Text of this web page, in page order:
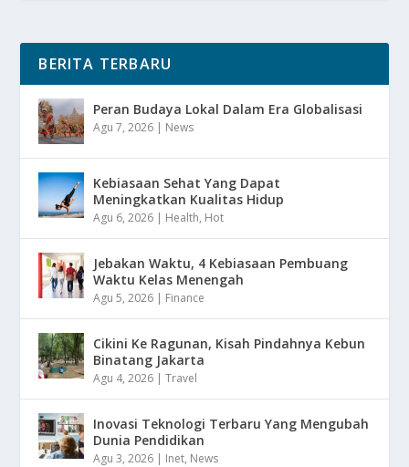
BERITA TERBARU
Peran Budaya Lokal Dalam Era Globalisasi
Agu 7, 2026 | News
Kebiasaan Sehat Yang Dapat
Meningkatkan Kualitas Hidup
Agu 6, 2026 | Health, Hot
Jebakan Waktu, 4 Kebiasaan Pembuang
Waktu Kelas Menengah
Agu 5, 2026 | Finance
Cikini Ke Ragunan, Kisah Pindahnya Kebun
Binatang Jakarta
Agu 4, 2026 |Travel
Inovasi Teknologi Terbaru Yang Mengubah
Dunia Pendidikan
Agu 3, 2026 | Inet, News